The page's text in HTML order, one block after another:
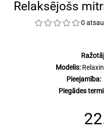
Relaksējošs
0
Modelis:
Pieejamība:
Piegādes